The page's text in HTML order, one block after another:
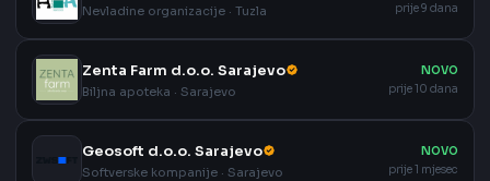
Nevladine organizacije · Tuzla
prije 9 dana
Zenta Farm d.o.o. Sarajevo
Biljna apoteka · Sarajevo
NOVO
prije 10 dana
Geosoft d.o.o. Sarajevo
Softverske kompanije · Sarajevo
NOVO
prije 1 mjesec